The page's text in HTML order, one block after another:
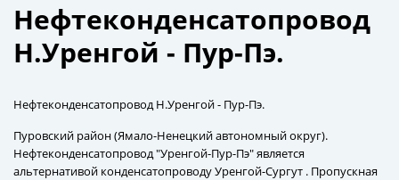
Нефтеконденсатопровод
Н.Уренгой - Пур-Пэ.
Нефтеконденсатопровод Н.Уренгой - Пур-Пэ.
Пуровский район (Ямало-Ненецкий автономный округ).
Нефтеконденсатопровод "Уренгой-Пур-Пэ" является
альтернативой конденсатопроводу Уренгой-Сургут . Пропускная